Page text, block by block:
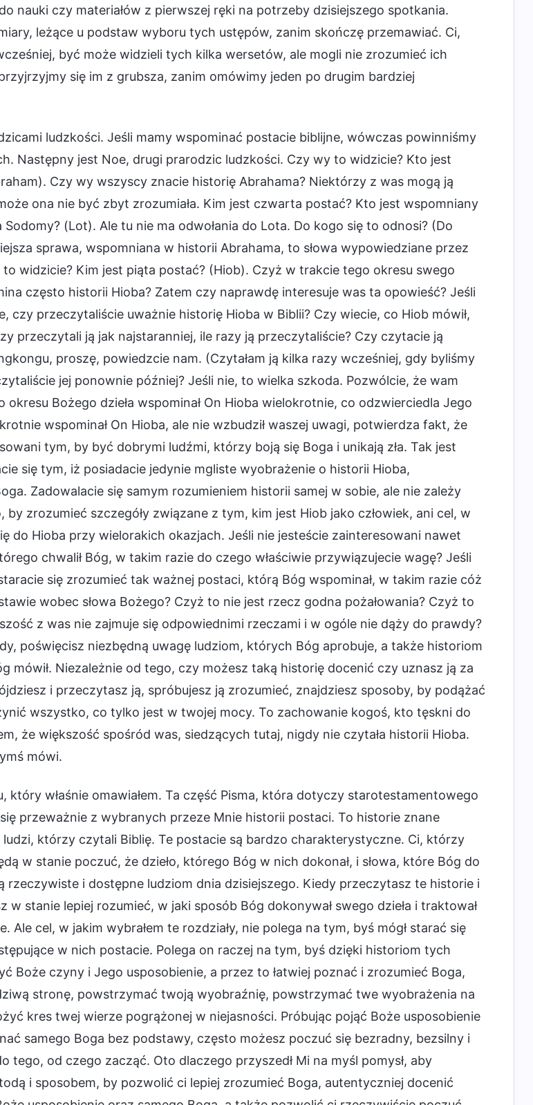
nauki czy materiałów z pierwszej ręki na potrzeby dzisiejszego spotkania.
leżące u podstaw wyboru tych ustępów, zanim skończę przemawiać. Ci,
być może widzieli tych kilka wersetów, ale mogli nie zrozumieć ich
się im z grubsza, zanim omówimy jeden po drugim bardziej
ludzkości. Jeśli mamy wspominać postacie biblijne, wówczas powinniśmy
Następny jest Noe, drugi prarodzic ludzkości. Czy wy to widzicie? Kto jest
Czy wy wszyscy znacie historię Abrahama? Niektórzy z was mogą ją
ona nie być zbyt zrozumiała. Kim jest czwarta postać? Kto jest wspomniany
(Lot). Ale tu nie ma odwołania do Lota. Do kogo się to odnosi? (Do
sprawa, wspomniana w historii Abrahama, to słowa wypowiedziane przez
widzicie? Kim jest piąta postać? (Hiob). Czyż w trakcie tego okresu swego
często historii Hioba? Zatem czy naprawdę interesuje was ta opowieść? Jeśli
czy przeczytaliście uważnie historię Hioba w Biblii? Czy wiecie, co Hiob mówił,
przeczytali ją jak najstaranniej, ile razy ją przeczytaliście? Czy czytacie ją
proszę, powiedzcie nam. (Czytałam ją kilka razy wcześniej, gdy byliśmy
jej ponownie później? Jeśli nie, to wielka szkoda. Pozwólcie, że wam
okresu Bożego dzieła wspominał On Hioba wielokrotnie, co odzwierciedla Jego
wspominał On Hioba, ale nie wzbudził waszej uwagi, potwierdza fakt, że
tym, by być dobrymi ludźmi, którzy boją się Boga i unikają zła. Tak jest
się tym, iż posiadacie jedynie mgliste wyobrażenie o historii Hioba,
Zadowalacie się samym rozumieniem historii samej w sobie, ale nie zależy
by zrozumieć szczegóły związane z tym, kim jest Hiob jako człowiek, ani cel, w
do Hioba przy wielorakich okazjach. Jeśli nie jesteście zainteresowani nawet
chwalił Bóg, w takim razie do czego właściwie przywiązujecie wagę? Jeśli
się zrozumieć tak ważnej postaci, którą Bóg wspominał, w takim razie cóż
wobec słowa Bożego? Czyż to nie jest rzecz godna pożałowania? Czyż to
z was nie zajmuje się odpowiednimi rzeczami i w ogóle nie dąży do prawdy?
poświęcisz niezbędną uwagę ludziom, których Bóg aprobuje, a także historiom
mówił. Niezależnie od tego, czy możesz taką historię docenić czy uznasz ją za
i przeczytasz ją, spróbujesz ją zrozumieć, znajdziesz sposoby, by podążać
wszystko, co tylko jest w twojej mocy. To zachowanie kogoś, kto tęskni do
że większość spośród was, siedzących tutaj, nigdy nie czytała historii Hioba.
mówi.
który właśnie omawiałem. Ta część Pisma, która dotyczy starotestamentowego
się przeważnie z wybranych przeze Mnie historii postaci. To historie znane
którzy czytali Biblię. Te postacie są bardzo charakterystyczne. Ci, którzy
w stanie poczuć, że dzieło, którego Bóg w nich dokonał, i słowa, które Bóg do
rzeczywiste i dostępne ludziom dnia dzisiejszego. Kiedy przeczytasz te historie i
w stanie lepiej rozumieć, w jaki sposób Bóg dokonywał swego dzieła i traktował
Ale cel, w jakim wybrałem te rozdziały, nie polega na tym, byś mógł starać się
w nich postacie. Polega on raczej na tym, byś dzięki historiom tych
Boże czyny i Jego usposobienie, a przez to łatwiej poznać i zrozumieć Boga,
stronę, powstrzymać twoją wyobraźnię, powstrzymać twe wyobrażenia na
kres twej wierze pogrążonej w niejasności. Próbując pojąć Boże usposobienie
samego Boga bez podstawy, często możesz poczuć się bezradny, bezsilny i
tego, od czego zacząć. Oto dlaczego przyszedł Mi na myśl pomysł, aby
i sposobem, by pozwolić ci lepiej zrozumieć Boga, autentyczniej docenić